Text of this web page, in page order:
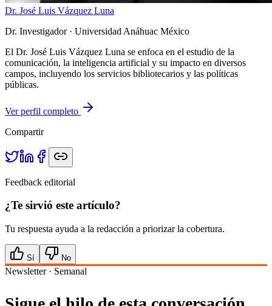
Dr. José Luis Vázquez Luna
Dr. Investigador· Universidad Anáhuac México
El Dr. José Luis Vázquez Luna se enfoca en el estudio de la
comunicación, la inteligencia artificial y su impacto en diversos
campos, incluyendo los servicios bibliotecarios y las políticas
públicas.
Ver perfil completo
Compartir
Feedback editorial
¿Te sirvió este artículo?
Tu respuesta ayuda a la redacción a priorizar la cobertura.
Sí No
Newsletter · Semanal